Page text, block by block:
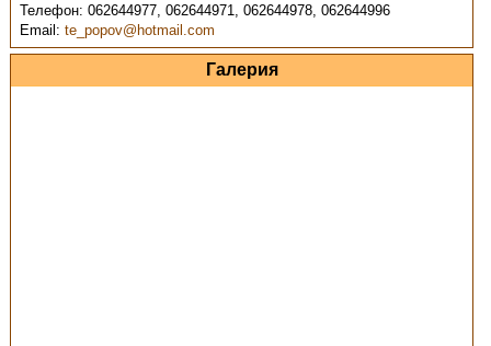
Телефон:062644977, 062644971, 062644978, 062644996
Email:te_popov@hotmail.com
Галерия